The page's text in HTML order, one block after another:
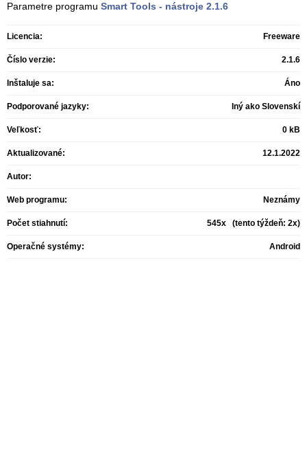
Parametre programu Smart Tools - nástroje 2.1.6
Licencia: Freeware
Číslo verzie: 2.1.6
Inštaluje sa: Áno
Podporované jazyky: Iný ako Slovenskí
Veľkosť: 0 kB
Aktualizované: 12.1.2022
Autor:
Web programu: Neznámy
Počet stiahnutí: 545x (tento týždeň: 2x)
Operačné systémy: Android